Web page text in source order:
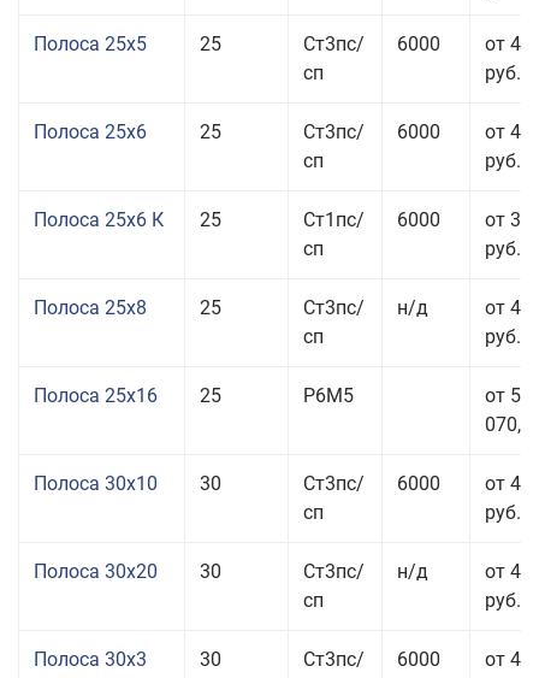
Полоса 25x5 25
Ст3пс/
сп
6000
от 42
руб.
Полоса 25x6 25
Ст3пс/
сп
6000
от 42
руб.
Полоса 25x6 К 25
Ст1пс/
сп
6000
от 35
руб.
Полоса 25x8 25
Ст3пс/
сп
н/д
от 43
руб.
Полоса 25x16 25 Р6М5
от
Полоса 30x10 30
Ст3пс/
сп
6000
от 45
руб.
Полоса 30x20 30
Ст3пс/
сп
н/д
от 46
руб.
Полоса 30x3 30
Ст3пс/
6000
от 46